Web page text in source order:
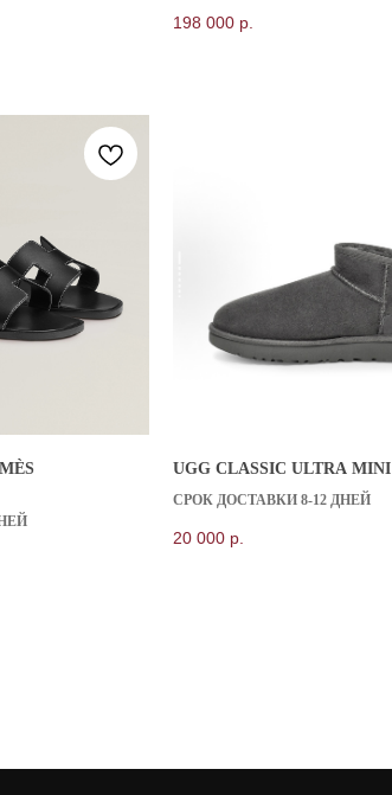
198 000 р.
UGG CLASSIC ULTRA MINI
СРОК ДОСТАВКИ 8-12 ДНЕЙ
20 000 р.
КАТАЛОГ
ADIDAS